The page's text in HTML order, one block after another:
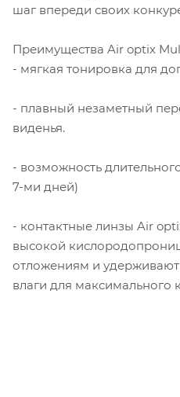
шаг впереди своих
Преимущества Air optix
- мягкая тонировка для
- плавный незаметный
виденья.
- возможность
7-ми дней)
- контактные линзы Air
высокой
отложениям и удерживают
влаги для максимального